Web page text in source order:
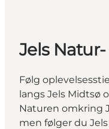
Jels
Følg
langs Jels Midtsø
Naturen omkring
men følger du